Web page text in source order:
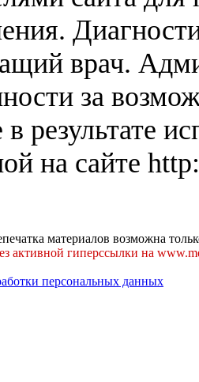
врач.
за
результате
на сайте
материалов возможна
активной гиперссылки на
персональных данных